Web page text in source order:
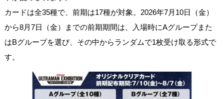
カードは全35種で、前期は17種が対象。2026年7月10日（金）
から8月7日（金）までの前期期間は、入場時にAグループまた
はBグループを選び、その中からランダムで1枚受け取る形式で
す。